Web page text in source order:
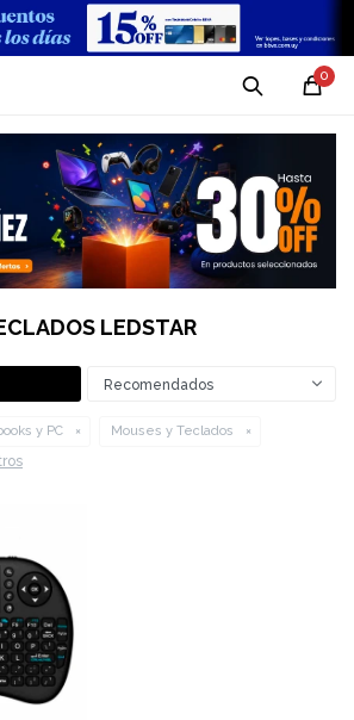
0
LEDSTAR
Recomendados
y PC
Mouses y Teclados